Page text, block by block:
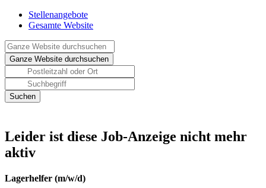
Stellenangebote
Gesamte Website
Leider ist diese Job-Anzeige nicht mehr
aktiv
Lagerhelfer (m/w/d)